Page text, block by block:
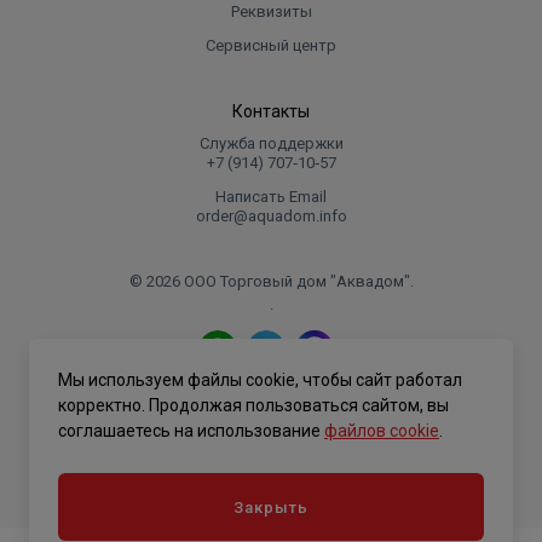
Присоединительные размеры: 3/4" внутренняя
резьба (вход); 3/4" наружная резьба (выход)
Реквизиты
Сервисный центр
Контакты
Служба поддержки
+7 (914) 707‑10‑57
Написать Email
order@aquadom.info
© 2026 ООО Торговый дом "Аквадом".
.
Политика конфиденциальности
Мы используем файлы cookie, чтобы сайт работал
корректно. Продолжая пользоваться сайтом, вы
соглашаетесь на использование файлов cookie
Закрыть